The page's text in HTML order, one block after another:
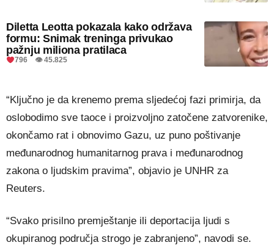
Diletta Leotta pokazala kako održava
formu: Snimak treninga privukao
pažnju miliona pratilaca
796 👁 45.825
“Ključno je da krenemo prema sljedećoj fazi primirja, da
oslobodimo sve taoce i proizvoljno zatočene zatvorenike,
okončamo rat i obnovimo Gazu, uz puno poštivanje
međunarodnog humanitarnog prava i međunarodnog
zakona o ljudskim pravima”, objavio je UNHR za
Reuters.
“Svako prisilno premještanje ili deportacija ljudi s
okupiranog područja strogo je zabranjeno”, navodi se.